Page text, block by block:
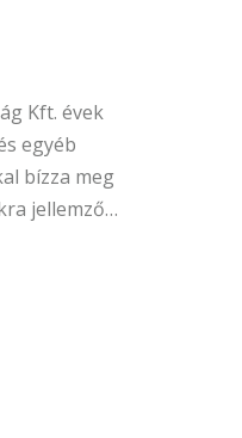
Kft. évek
egyéb
bízza meg
jellemző…